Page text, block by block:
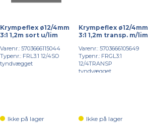
Krympeflex ø12/4mm
3:1 1,2m sort u/lim
Varenr.: 5703666115044
Typenr.: FRL3:1 12/4SO
tyndvægget
Ikke på lager
Krympeflex ø12/4mm
3:1 1,2m transp. m/lim
Varenr.: 5703666105649
Typenr.: FRGL3:1
12/4TRANSP
tyndvægget
Ikke på lager